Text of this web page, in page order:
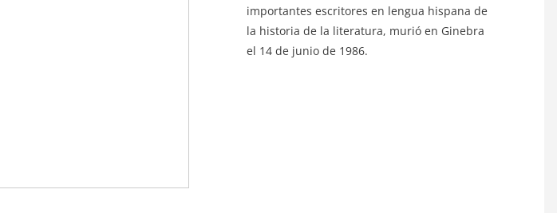
importantes escritores en lengua hispana de
la historia de la literatura, murió en Ginebra
el 14 de junio de 1986.